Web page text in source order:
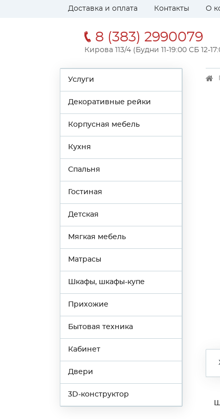
Доставка и оплата Контакты О
8 (383) 2990079
Кирова 113/4 (Будни 11-19:00 СБ 12-
Услуги
Декоративные рейки
Корпусная мебель
Кухня
Спальня
Гостиная
Детская
Мягкая мебель
Матрасы
Шкафы, шкафы-купе
Прихожие
Бытовая техника
Кабинет
Двери
3D-конструктор